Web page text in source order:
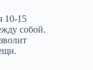
10-15
собой.